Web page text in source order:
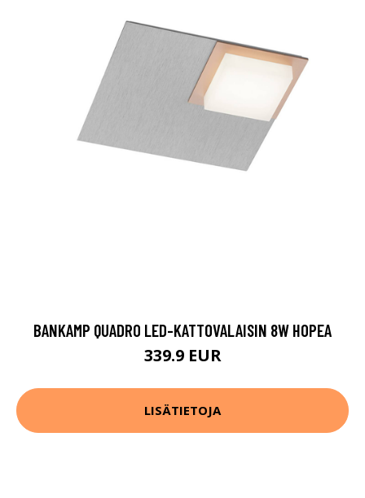
BANKAMP QUADRO LED-KATTOVALAISIN 8W HOPEA
339.9 EUR
LISÄTIETOJA